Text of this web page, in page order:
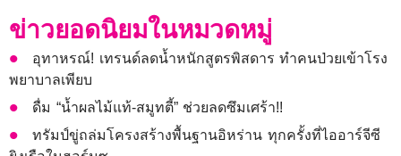
ข่าวยอดนิยมในหมวดหมู่
อุทาหรณ์! เทรนด์ลดน้ำหนักสูตรพิสดาร ทำคนป่วยเข้าโรง
พยาบาลเพียบ
ดื่ม “น้ำผลไม้แท้-สมูทตี้” ช่วยลดซึมเศร้า!!
ทรัมป์ขู่ถล่มโครงสร้างพื้นฐานอิหร่าน ทุกครั้งที่ไออาร์จีซี